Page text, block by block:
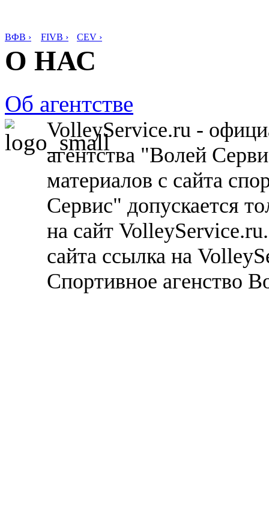
ВФВ › FIVB › CEV ›
О НАС
Об агентстве
VolleyService.ru -
агентства "Волей
материалов с сайта
Сервис" допускается
на сайт
сайта ссылка на
Спортивное агенство